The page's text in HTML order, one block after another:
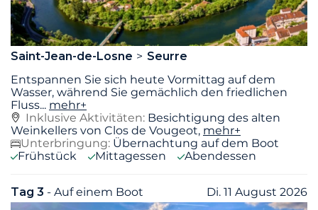
Saint-Jean-de-Losne
Seurre
Entspannen Sie sich heute Vormittag auf dem
Wasser, während Sie gemächlich den friedlichen
Fluss... mehr+
Inklusive Aktivitäten: Besichtigung des alten
Weinkellers von Clos de Vougeot, mehr+
Unterbringung: Übernachtung auf dem Boot
Frühstück
Mittagessen Abendessen
Tag 3 - Auf einem Boot Di. 11 August 2026